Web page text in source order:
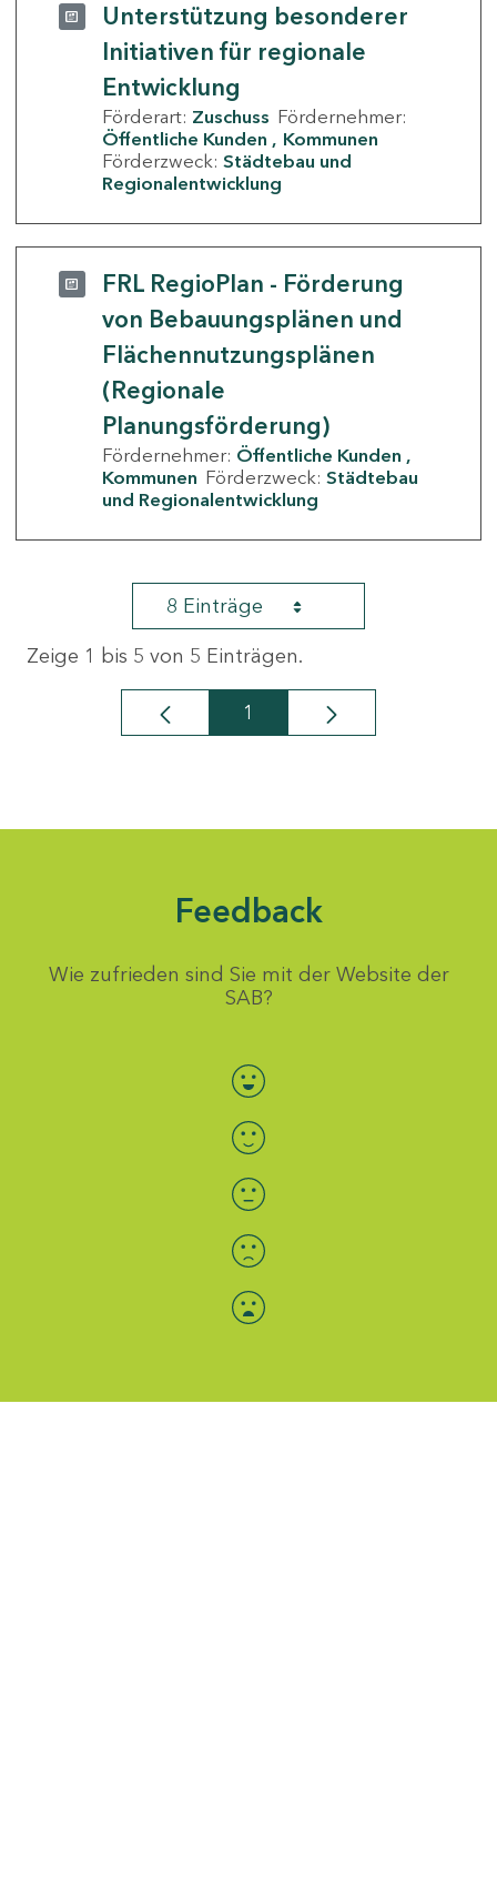
Unterstützung besonderer
Initiativen für regionale
Entwicklung
Förderart: Zuschuss Fördernehmer:
Öffentliche Kunden
Kommunen
Förderzweck: Städtebau und
Regionalentwicklung
FRL RegioPlan - Förderung
von Bebauungsplänen und
Flächennutzungsplänen
(Regionale
Planungsförderung)
Fördernehmer: Öffentliche Kunden
Kommunen Förderzweck: Städtebau
und Regionalentwicklung
8 Einträge
Zeige 1 bis 5 von 5 Einträgen.
Seite
1
Feedback
Wie zufrieden sind Sie mit der Website der
SAB?
Bewertung auswählen